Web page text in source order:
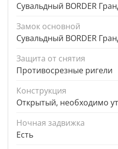
Сувальдный BORDER
Замок основной
Сувальдный BORDER
Защита от снятия
Противосрезные ригели
Конструкция
Открытый, необходимо
Ночная задвижка
Есть